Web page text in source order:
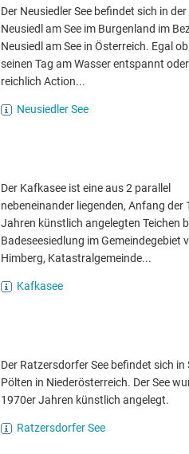
Der Neusiedler See befindet sich in
Neusiedl am See im Burgenland im
Neusiedl am See in Österreich. Egal
seinen Tag am Wasser entspannt
reichlich Action...
Neusiedler See
Der Kafkasee ist eine aus 2 parallel
nebeneinander liegenden, Anfang der
Jahren künstlich angelegten Teichen
Badeseesiedlung im Gemeindegebiet
Himberg, Katastralgemeinde...
Kafkasee
Der Ratzersdorfer See befindet sich in
Pölten in Niederösterreich. Der See
1970er Jahren künstlich angelegt.
Ratzersdorfer See